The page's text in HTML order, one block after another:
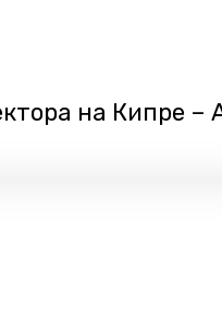
на Кипре –